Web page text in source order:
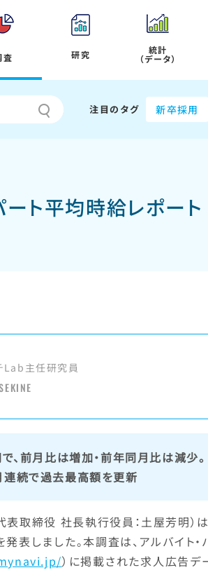
査 研究 統計
（データ）
注目のタグ 新卒採用
ト平均時給レポート
Lab主任研究員
前月比は増加・前年同月比は減少。
連続で過去最高額を更新
表取締役 社長執行役員：土屋芳明）
表しました。本調査は、アルバイト
）に掲載された求人広告デ